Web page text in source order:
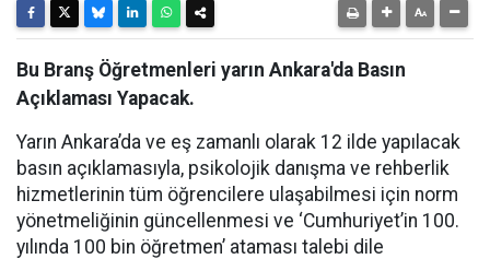
Bu Branş Öğretmenleri yarın Ankara'da Basın
Açıklaması Yapacak.
Yarın Ankara’da ve eş zamanlı olarak 12 ilde yapılacak
basın açıklamasıyla, psikolojik danışma ve rehberlik
hizmetlerinin tüm öğrencilere ulaşabilmesi için norm
yönetmeliğinin güncellenmesi ve ‘Cumhuriyet’in 100.
yılında 100 bin öğretmen’ ataması talebi dile